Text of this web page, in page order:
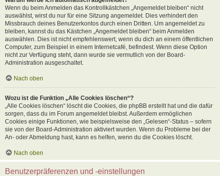
Wenn du beim Anmelden das Kontrollkästchen „Angemeldet bleiben“ nicht
auswählst, wirst du nur für eine Sitzung angemeldet. Dies verhindert den
Missbrauch deines Benutzerkontos durch einen Dritten. Um angemeldet zu
bleiben, kannst du das Kästchen „Angemeldet bleiben“ beim Anmelden
auswählen. Dies ist nicht empfehlenswert, wenn du dich an einem öffentlichen
Computer, zum Beispiel in einem Internetcafé, befindest. Wenn diese Option
nicht zur Verfügung steht, dann wurde sie vermutlich von der Board-
Administration ausgeschaltet.
Nach oben
Wozu ist die Funktion „Alle Cookies löschen“?
„Alle Cookies löschen“ löscht die Cookies, die phpBB erstellt hat und die dafür
sorgen, dass du im Forum angemeldet bleibst. Außerdem ermöglichen
Cookies einige Funktionen, wie beispielsweise den „Gelesen“-Status – sofern
sie von der Board-Administration aktiviert wurden. Wenn du Probleme bei der
An- oder Abmeldung hast, kann es helfen, wenn du die Cookies löscht.
Nach oben
Benutzerpräferenzen und -einstellungen